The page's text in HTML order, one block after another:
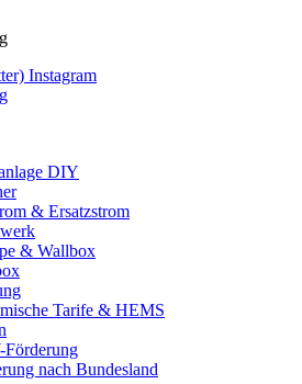
Instagram
DIY
& Ersatzstrom
& Wallbox
Tarife & HEMS
nach Bundesland